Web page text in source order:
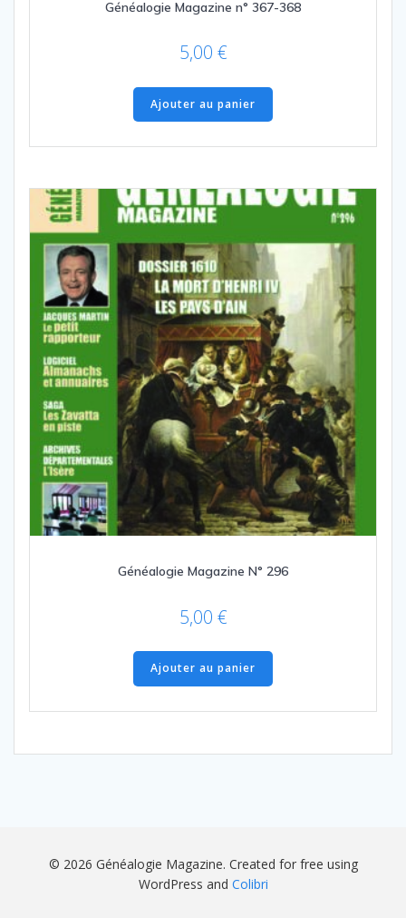
Généalogie Magazine n° 367-368
5,00 €
Ajouter au panier
Généalogie Magazine N° 296
5,00 €
Ajouter au panier
© 2026 Généalogie Magazine. Created for free using
WordPress and Colibri